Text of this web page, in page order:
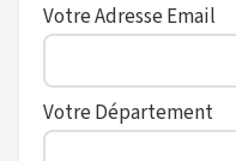
Votre Adresse Email
Votre Département